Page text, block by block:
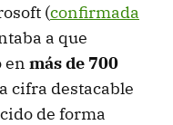
(confirmada
a que
en más de 700
cifra destacable
de forma